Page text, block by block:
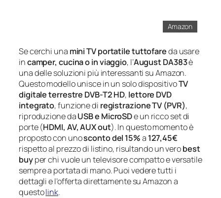
Amazon
Se cerchi una mini TV portatile tuttofareda usare
incamper, cucina o in viaggio, l’August DA383è
una delle soluzioni più interessanti su Amazon.
Questo modello unisce in un solo dispositivoTV
digitale terrestre DVB-T2 HD, lettore DVD
integrato, funzione di registrazione TV (PVR),
riproduzione daUSB e MicroSDe un ricco set di
porte (HDMI, AV, AUX out). In questo momento è
proposto con unosconto del 15%a 127,45€
rispetto al prezzo di listino, risultando un verobest
buyper chi vuole un televisore compatto e versatile
sempre a portata di mano. Puoi vedere tutti i
dettagli e l’offerta direttamente su Amazon a
questolink.